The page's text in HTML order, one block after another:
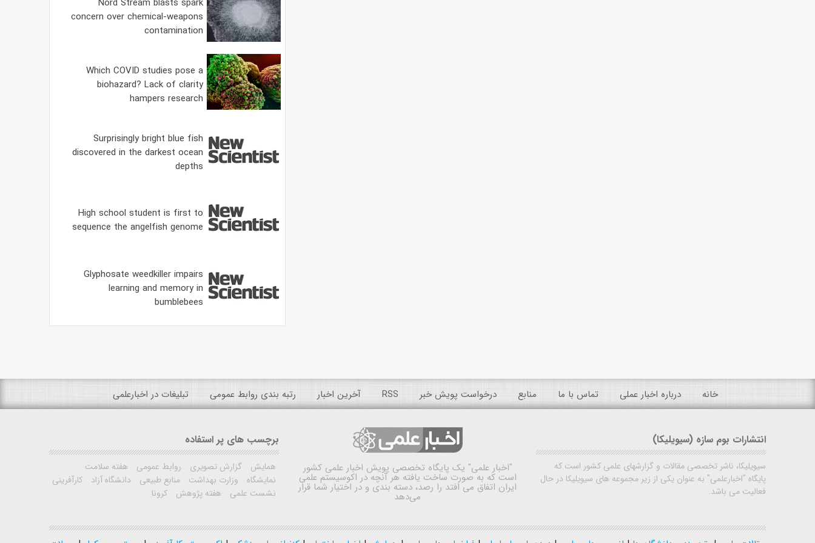
concern over chemical-weapons
contamination
Which COVID studies pose a
biohazard? Lack of clarity
hampers research
Surprisingly bright blue fish
discovered in the darkest ocean
depths
High school student is first to
sequence the angelfish genome
Glyphosate weedkiller impairs
learning and memory in
bumblebees
خانه درباره اخبار عملی تماس با ما منابع درخواست پویش خبر RSS آخرین اخبار رتبه بندی روابط عمومی تبلیغات در اخبارعلمی
انتشارات بوم سازه (سیویلیکا)
سیویلیکا، ناشر تخصصی مقالات و گزارشهای علمی کشور است که
پایگاه "اخبارعلمی" به عنوان یکی از زیر مجموعه های سیویلیکا در حال
فعالیت می باشد.
"اخبار علمی" یک پایگاه تخصصی پویش اخبار علمی کشور
است که به صورت ساخت یافته هر آنچه در اکوسیستم علمی
ایران اتفاق می افتد را رصد، دسته بندی و در اختیار شما قرار
می‌دهد
برچسب های پر استفاده
همایش گزارش تصویری روابط عمومی
هفته سلامت
نمایشگاه
وزارت بهداشت منابع طبیعی دانشگاه آزاد
کارآفرینی
نشست علمی
هفته پژوهش کرونا